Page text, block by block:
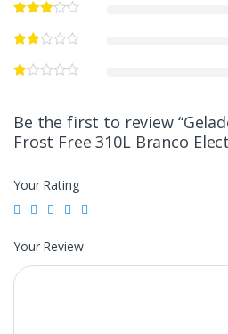
Be the first to review
Frost Free 310L Branco
Your Rating
Your Review